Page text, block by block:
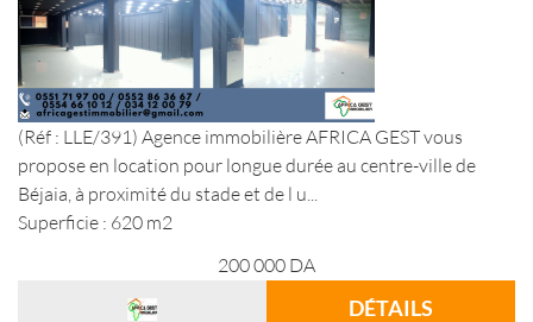
(Réf : LLE/391) Agence immobilière AFRICA GEST vous
propose en location pour longue durée au centre-ville de
Béjaia, à proximité du stade et de l u...
Superficie : 620 m2
200 000 DA
DÉTAILS